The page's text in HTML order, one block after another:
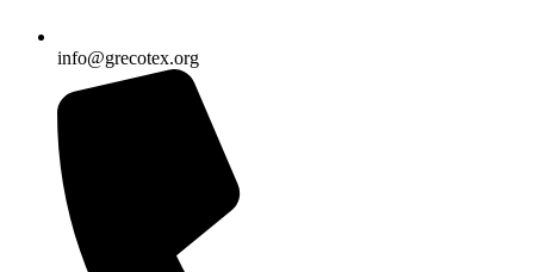
info@grecotex.org